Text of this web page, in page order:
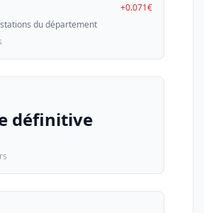
+0.071€
du département
définitive